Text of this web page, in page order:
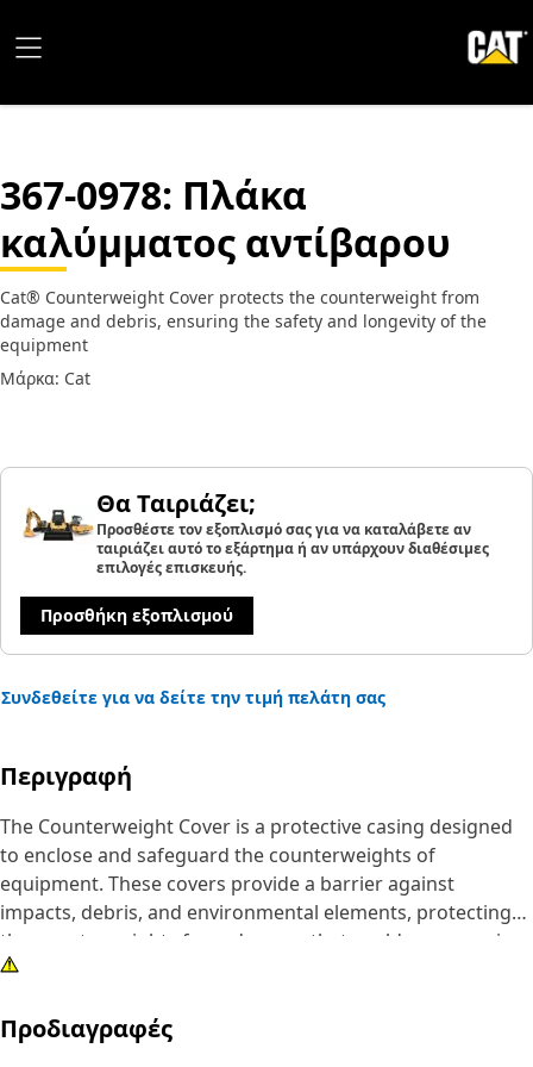
367-0978: Πλάκα
καλύμματος αντίβαρου
Cat® Counterweight Cover protects the counterweight from
damage and debris, ensuring the safety and longevity of the
equipment
Μάρκα: Cat
Θα Ταιριάζει;
Προσθέστε τον εξοπλισμό σας για να καταλάβετε αν
ταιριάζει αυτό το εξάρτημα ή αν υπάρχουν διαθέσιμες
επιλογές επισκευής.
Προσθήκη εξοπλισμού
Συνδεθείτε για να δείτε την τιμή πελάτη σας
Περιγραφή
The Counterweight Cover is a protective casing designed
to enclose and safeguard the counterweights of
equipment. These covers provide a barrier against
impacts, debris, and environmental elements, protecting
the counterweights from damage that could compromise
equipment stability or safety.
Attributes:
Προδιαγραφές